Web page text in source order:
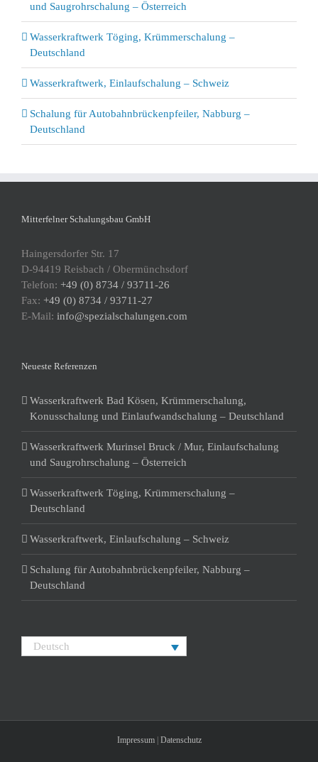
und Saugrohrschalung – Österreich
Wasserkraftwerk Töging, Krümmerschalung –
Deutschland
Wasserkraftwerk, Einlaufschalung – Schweiz
Schalung für Autobahnbrückenpfeiler, Nabburg –
Deutschland
Mitterfelner Schalungsbau GmbH
Haingersdorfer Str. 17
D-94419 Reisbach / Obermünchsdorf
Telefon: +49 (0) 8734 / 93711-26
Fax: +49 (0) 8734 / 93711-27
E-Mail: info@spezialschalungen.com
Neueste Referenzen
Wasserkraftwerk Bad Kösen, Krümmerschalung,
Konusschalung und Einlaufwandschalung – Deutschland
Wasserkraftwerk Murinsel Bruck / Mur, Einlaufschalung
und Saugrohrschalung – Österreich
Wasserkraftwerk Töging, Krümmerschalung –
Deutschland
Wasserkraftwerk, Einlaufschalung – Schweiz
Schalung für Autobahnbrückenpfeiler, Nabburg –
Deutschland
Deutsch
Impressum| Datenschutz